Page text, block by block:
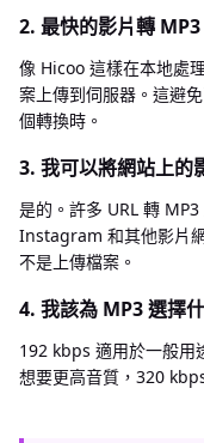
2. 最快的影片轉
像 Hicoo 這樣在本地處
案上傳到伺服器。這避
個轉換時。
3. 我可以將網站上的
是的。許多 URL 轉
Instagram 和其他影片
不是上傳檔案。
4. 我該為 MP3 選擇
192 kbps 適用於一般用
想要更高音質，320